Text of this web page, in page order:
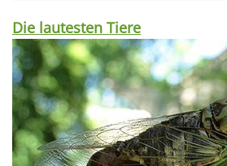
Die lautesten Tiere